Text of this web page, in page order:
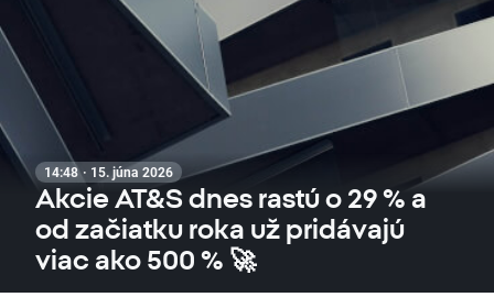
14:48 · 15. júna 2026
Akcie AT&S dnes rastú o 29 % a
od začiatku roka už pridávajú
viac ako 500 % 🚀